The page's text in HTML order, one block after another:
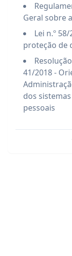
Geral sobre
Lei n.º
proteção de
41/2018 -
dos
pessoais